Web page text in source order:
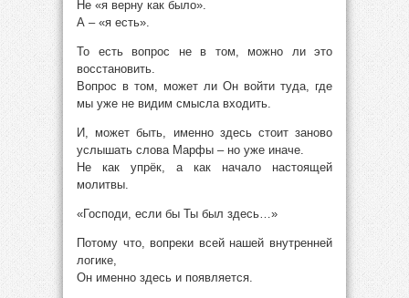
Не «я верну как было».
А – «я есть».
То есть вопрос не в том, можно ли это
восстановить.
Вопрос в том, может ли Он войти туда, где
мы уже не видим смысла входить.
И, может быть, именно здесь стоит заново
услышать слова Марфы – но уже иначе.
Не как упрёк, а как начало настоящей
молитвы.
«Господи, если бы Ты был здесь…»
Потому что, вопреки всей нашей внутренней
логике,
Он именно здесь и появляется.